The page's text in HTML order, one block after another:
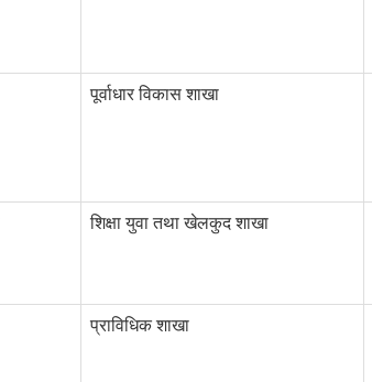
पूर्वाधार विकास शाखा
शिक्षा युवा तथा खेलकुद शाखा
प्राविधिक शाखा